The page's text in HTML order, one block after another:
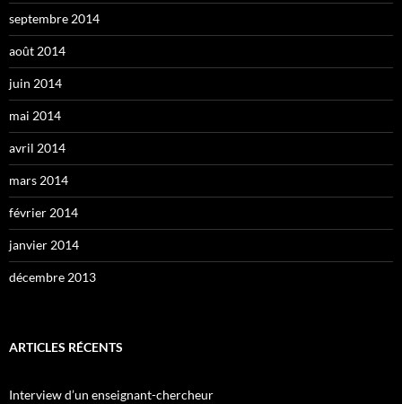
septembre 2014
août 2014
juin 2014
mai 2014
avril 2014
mars 2014
février 2014
janvier 2014
décembre 2013
ARTICLES RÉCENTS
Interview d’un enseignant-chercheur